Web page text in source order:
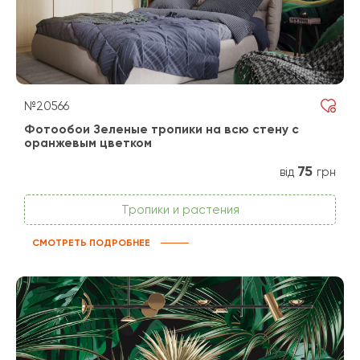
№20566
Фотообои Зеленые тропики на всю стену с
оранжевым цветком
від 75 грн
Тропики и растения
СМОТРЕТЬ ПОДРОБНЕЕ